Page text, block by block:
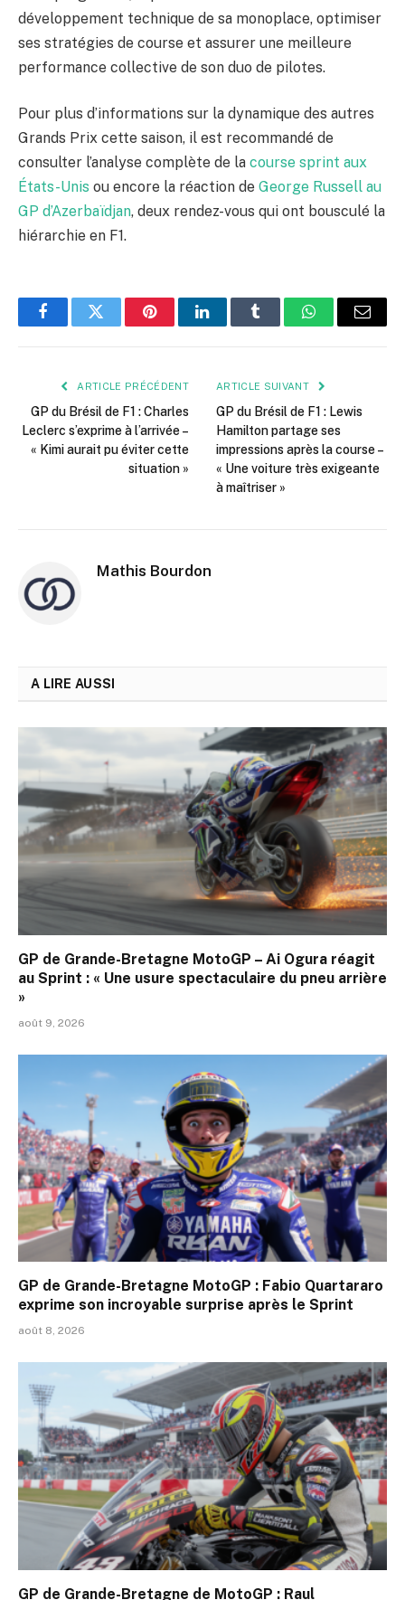
développement technique de sa monoplace, optimiser
ses stratégies de course et assurer une meilleure
performance collective de son duo de pilotes.
Pour plus d’informations sur la dynamique des autres
Grands Prix cette saison, il est recommandé de
consulter l’analyse complète de la course sprint aux
États-Unis ou encore la réaction de George Russell au
GP d’Azerbaïdjan, deux rendez-vous qui ont bousculé la
hiérarchie en F1.
FacebookTwitter PinterestLinkedInTumblr WhatsApp
E-
ARTICLE PRÉCÉDENT
GP du Brésil de F1 : Charles
Leclerc s’exprime à l’arrivée –
« Kimi aurait pu éviter cette
situation »
ARTICLE SUIVANT
GP du Brésil de F1 : Lewis
Hamilton partage ses
impressions après la course –
« Une voiture très exigeante
à maîtriser »
Mathis Bourdon
A LIRE AUSSI
GP de Grande-Bretagne MotoGP – Ai Ogura réagit
au Sprint : « Une usure spectaculaire du pneu arrière
»
août 9, 2026
GP de Grande-Bretagne MotoGP : Fabio Quartararo
exprime son incroyable surprise après le Sprint
août 8, 2026
GP de Grande-Bretagne de MotoGP : Raul